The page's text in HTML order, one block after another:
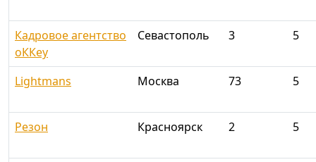
Кадровое агентство
оККеу
Севастополь 3 5
Lightmans Москва 73 5
Резон Красноярск 2 5